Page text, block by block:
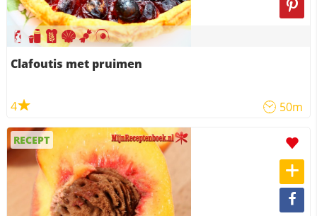
Clafoutis met pruimen
4 50m
RECEPT